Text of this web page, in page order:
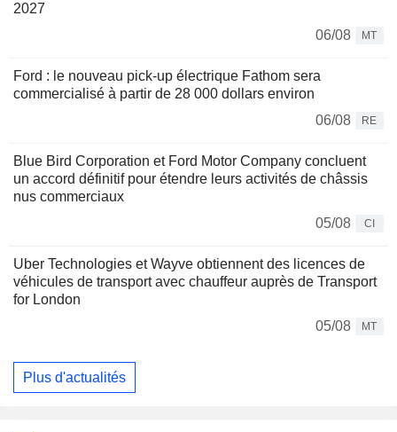
2027
06/08
MT
Ford : le nouveau pick-up électrique Fathom sera
commercialisé à partir de 28 000 dollars environ
06/08
RE
Blue Bird Corporation et Ford Motor Company concluent
un accord définitif pour étendre leurs activités de châssis
nus commerciaux
05/08
CI
Uber Technologies et Wayve obtiennent des licences de
véhicules de transport avec chauffeur auprès de Transport
for London
05/08
MT
Plus d'actualités